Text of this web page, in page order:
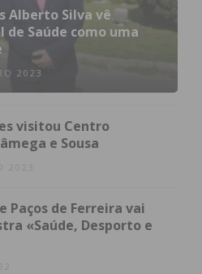
Alberto Silva vê
de Saúde como uma
2023
visitou Centro
e Sousa
2023
Paços de Ferreira vai
«Saúde, Desporto e